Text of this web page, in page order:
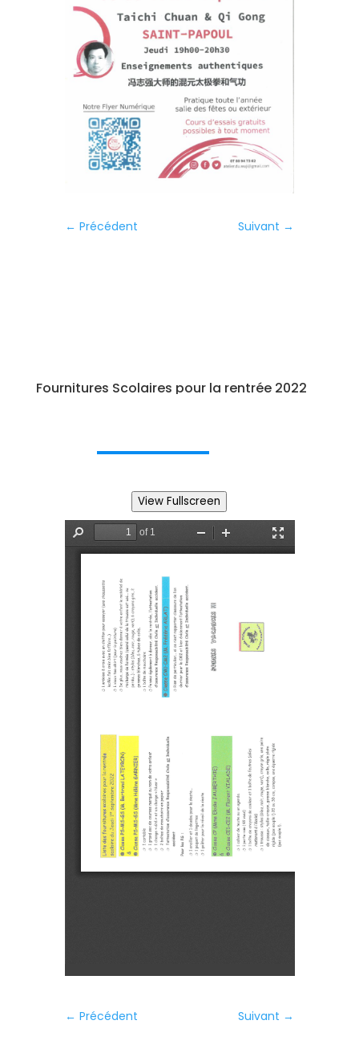
← Précédent Suivant →
Fournitures Scolaires pour la rentrée 2022
View Fullscreen
← Précédent Suivant →